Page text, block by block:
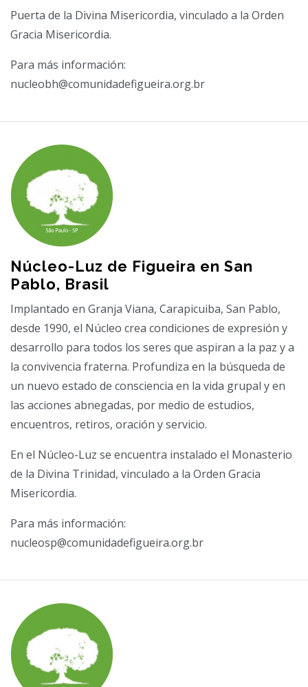
Puerta de la Divina Misericordia, vinculado a la Orden
Gracia Misericordia.
Para más información:
nucleobh@comunidadefigueira.org.br
Núcleo-Luz de Figueira en San
Pablo, Brasil
Implantado en Granja Viana, Carapicuiba, San Pablo,
desde 1990, el Núcleo crea condiciones de expresión y
desarrollo para todos los seres que aspiran a la paz y a
la convivencia fraterna. Profundiza en la búsqueda de
un nuevo estado de consciencia en la vida grupal y en
las acciones abnegadas, por medio de estudios,
encuentros, retiros, oración y servicio.
En el Núcleo-Luz se encuentra instalado el Monasterio
de la Divina Trinidad, vinculado a la Orden Gracia
Misericordia.
Para más información:
nucleosp@comunidadefigueira.org.br